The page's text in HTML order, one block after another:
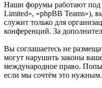
Наши форумы работают под
Limited», «phpBB Teams»),
служит только для
конференций. За
Вы соглашаетесь не
могут нарушить законы
международное право.
если мы сочтём это нужным.